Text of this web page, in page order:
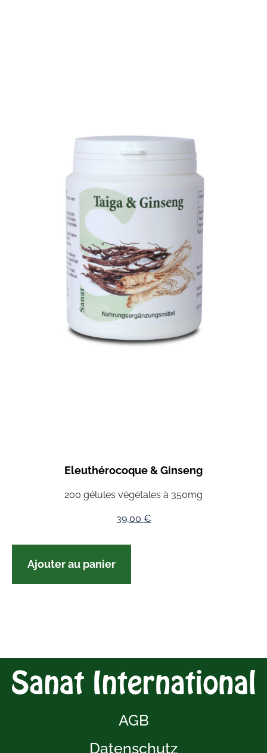
Eleuthérocoque & Ginseng
200 gélules végétales à 350mg
39,00 €
Ajouter au panier
AGB
Datenschutz